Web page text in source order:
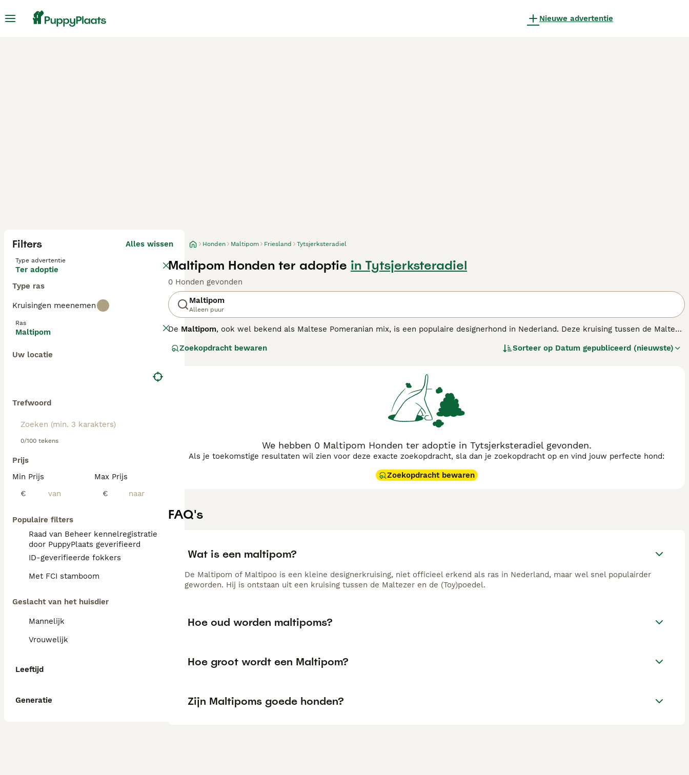
Nieuwe advertentie
Filters Alles wissen
Type advertentie
Ter adoptie
Type ras
Kruisingen meenemen
Ras
Maltipom
Uw locatie
Trefwoord
0/100 tekens
Prijs
Min Prijs
€
Max Prijs
€
Populaire filters
Raad van Beheer kennelregistratie
door PuppyPlaats geverifieerd
ID-geverifieerde fokkers
Met FCI stamboom
Geslacht van het huisdier
Mannelijk
Vrouwelijk
Leeftijd
Generatie
Honden Maltipom Friesland Tytsjerksteradiel
Maltipom Honden ter adoptie in Tytsjerksteradiel
0 Honden gevonden
Maltipom
Alleen puur
De Maltipom, ook wel bekend als Maltese Pomeranian mix, is een populaire designerhond in Nederland. Deze kruising tussen de Maltese
tussen de 2 tot 5 kilo. Het heeft een zachte vacht die weinig verhaart, wat het een goede keuze maakt voor mensen met allergieën. Het
energie kwijt te kunnen. Deze charmante hond is ideaal voor iedereen die op zoek is naar een actieve, vriendelijke en aanhankelijke
Zoekopdracht bewaren Sorteer op Datum gepubliceerd (nieuwste)
We hebben 0 Maltipom Honden ter adoptie in Tytsjerksteradiel gevonden.
Als je toekomstige resultaten wil zien voor deze exacte zoekopdracht, sla dan je zoekopdracht op en vind jouw perfecte hond:
Zoekopdracht bewaren
FAQ's
Wat is een maltipom?
De Maltipom of Maltipoo is een kleine designerkruising, niet officieel erkend als ras in Nederland, maar wel snel populairder
geworden. Hij is ontstaan uit een kruising tussen de Maltezer en de (Toy)poedel.
Hoe oud worden maltipoms?
Hoe groot wordt een Maltipom?
Zijn Maltipoms goede honden?